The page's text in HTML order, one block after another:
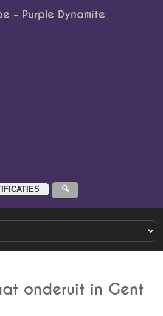
- Purple Dynamite
onderuit in Gent